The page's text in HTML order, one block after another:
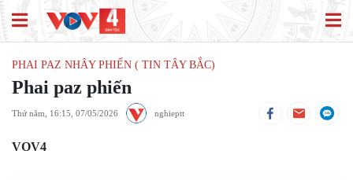
PHAI PAZ NHÂY PHIẾN ( TIN TÂY BẮC)
Phai paz phiến
Thứ năm, 16:15, 07/05/2026 nghieptt
VOV4